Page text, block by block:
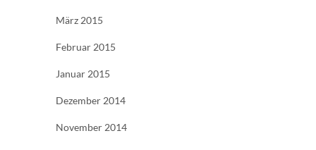
März 2015
Februar 2015
Januar 2015
Dezember 2014
November 2014